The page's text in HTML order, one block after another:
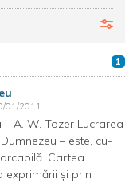
1
01/2011
A. W. Tozer Lucrarea
– este, cu-
Cartea
exprimării şi prin